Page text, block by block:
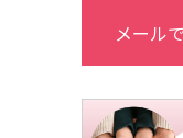
メール